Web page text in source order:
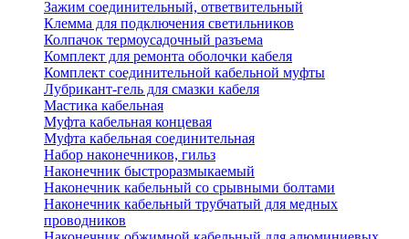
Зажим соединительный, ответвительный
Клемма для подключения светильников
Колпачок термоусадочный разъема
Комплект для ремонта оболочки кабеля
Комплект соединительной кабельной муфты
Лубрикант-гель для смазки кабеля
Мастика кабельная
Муфта кабельная концевая
Муфта кабельная соединительная
Набор наконечников, гильз
Наконечник быстроразмыкаемый
Наконечник кабельный со срывными болтами
Наконечник кабельный трубчатый для медных
проводников